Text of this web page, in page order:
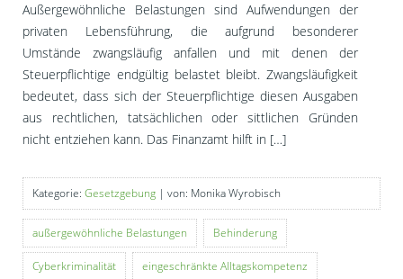
Außergewöhnliche Belastungen sind Aufwendungen der
privaten Lebensführung, die aufgrund besonderer
Umstände zwangsläufig anfallen und mit denen der
Steuerpflichtige endgültig belastet bleibt. Zwangsläufigkeit
bedeutet, dass sich der Steuerpflichtige diesen Ausgaben
aus rechtlichen, tatsächlichen oder sittlichen Gründen
nicht entziehen kann. Das Finanzamt hilft in […]
Kategorie: Gesetzgebung | von: Monika Wyrobisch
außergewöhnliche Belastungen Behinderung
Cyberkriminalität eingeschränkte Alltagskompetenz